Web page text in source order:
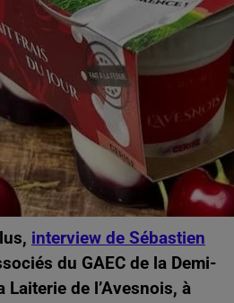
interview de Sébastien
du GAEC de la Demi-
Laiterie de l’Avesnois, à